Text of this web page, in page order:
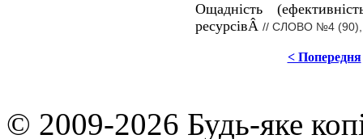
Ощадність
ресурсівÂ // СЛОВО №4 (90),
< Попередня
© 2009-2026 Будь-яке